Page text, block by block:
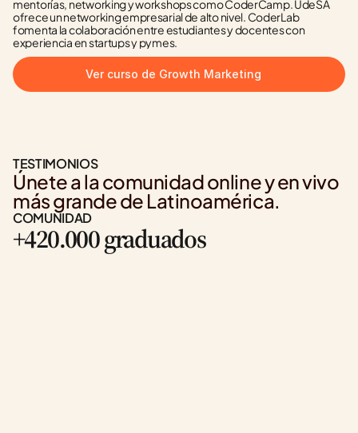
mentorías, networking y workshops como CoderCamp. UdeSA
ofrece un networking empresarial de alto nivel. CoderLab
fomenta la colaboración entre estudiantes y docentes con
experiencia en startups y pymes.
Ver curso de Growth Marketing
TESTIMONIOS
Únete a la comunidad online y en vivo
más grande de Latinoamérica.
COMUNIDAD
+420.000 graduados